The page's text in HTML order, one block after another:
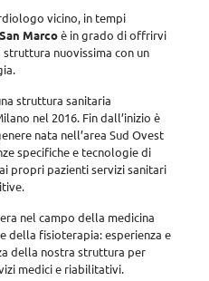
vicino, in tempi
Marcoè in grado di offrirvi
struttura nuovissima con un
struttura sanitaria
nel 2016. Fin dall’inizio è
nata nell’area Sud Ovest
specifiche e tecnologie di
propri pazienti servizi sanitari
nel campo della medicina
della fisioterapia: esperienza e
della nostra struttura per
medici e riabilitativi.